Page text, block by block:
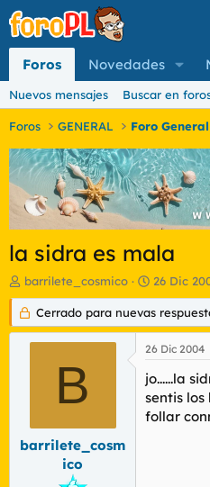
Foros Novedades
Nuevos mensajes Buscar en
Foros GENERAL Foro General
la sidra es mala
I
n
i
c
d
e
barrilete_cosmico
F
e
c
h
a
d
e
i
i
26 Dic
Cerrado para nuevas
B
barrilete_cosm
ico
26 Dic 2004
jo......la
sentis
follar